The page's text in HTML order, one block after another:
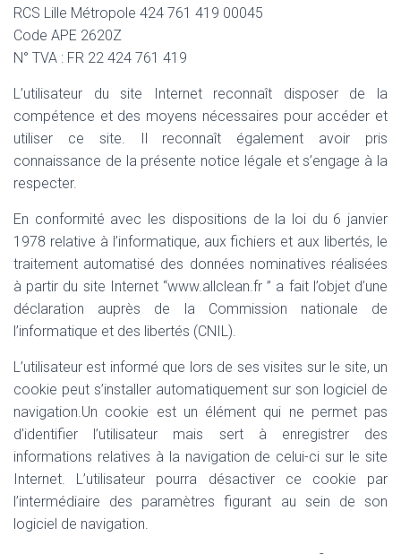
RCS Lille Métropole 424 761 419 00045
Code APE 2620Z
N° TVA : FR 22 424 761 419
L’utilisateur du site Internet reconnaît disposer de la
compétence et des moyens nécessaires pour accéder et
utiliser ce site. Il reconnaît également avoir pris
connaissance de la présente notice légale et s’engage à la
respecter.
En conformité avec les dispositions de la loi du 6 janvier
1978 relative à l’informatique, aux fichiers et aux libertés, le
traitement automatisé des données nominatives réalisées
à partir du site Internet “www.allclean.fr ” a fait l’objet d’une
déclaration auprès de la Commission nationale de
l’informatique et des libertés (CNIL).
L’utilisateur est informé que lors de ses visites sur le site, un
cookie peut s’installer automatiquement sur son logiciel de
navigation.Un cookie est un élément qui ne permet pas
d’identifier l’utilisateur mais sert à enregistrer des
informations relatives à la navigation de celui-ci sur le site
Internet. L’utilisateur pourra désactiver ce cookie par
l’intermédiaire des paramètres figurant au sein de son
logiciel de navigation.